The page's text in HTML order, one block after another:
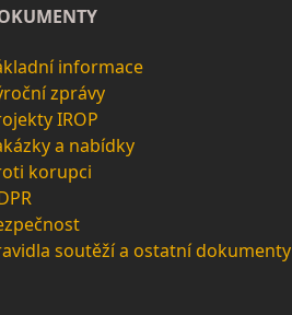
informace
zprávy
IROP
a nabídky
korupci
soutěží a ostatní dokumenty